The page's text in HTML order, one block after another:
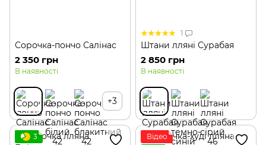
Сорочка-пончо Салінас
2 350 грн
В наявності
+3
1
Штани лляні Сурабая
2 850 грн
В наявності
3
Відео